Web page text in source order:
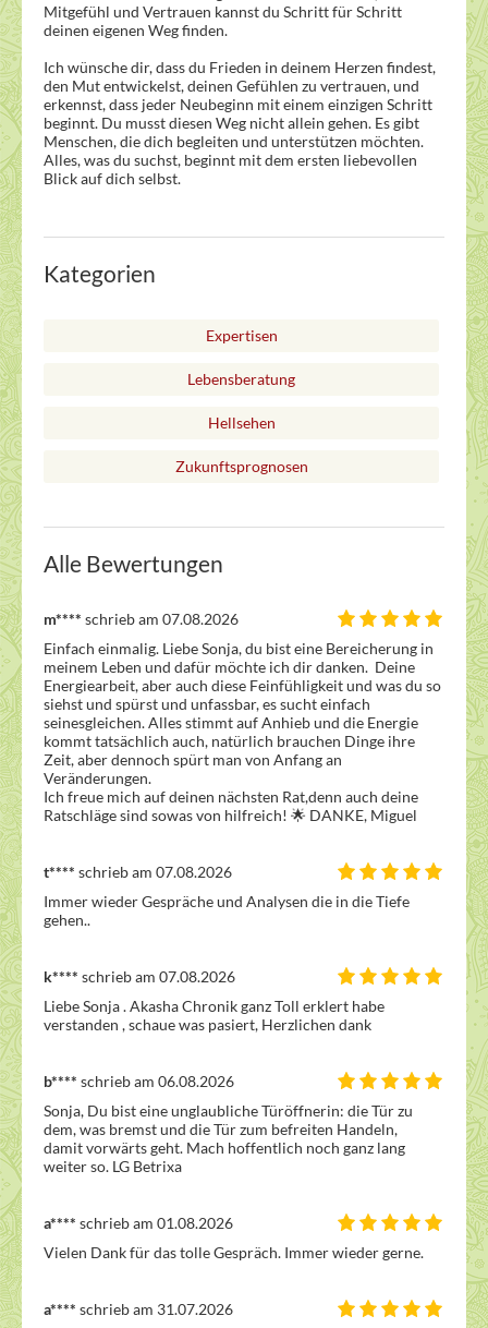
Mitgefühl und Vertrauen kannst du Schritt für Schritt
deinen eigenen Weg finden.
Ich wünsche dir, dass du Frieden in deinem Herzen findest,
den Mut entwickelst, deinen Gefühlen zu vertrauen, und
erkennst, dass jeder Neubeginn mit einem einzigen Schritt
beginnt. Du musst diesen Weg nicht allein gehen. Es gibt
Menschen, die dich begleiten und unterstützen möchten.
Alles, was du suchst, beginnt mit dem ersten liebevollen
Blick auf dich selbst.
Kategorien
Expertisen
Lebensberatung
Hellsehen
Zukunftsprognosen
Alle Bewertungen
m**** schrieb am 07.08.2026
Einfach einmalig. Liebe Sonja, du bist eine Bereicherung in
meinem Leben und dafür möchte ich dir danken.  Deine
Energiearbeit, aber auch diese Feinfühligkeit und was du so
siehst und spürst und unfassbar, es sucht einfach
seinesgleichen. Alles stimmt auf Anhieb und die Energie
kommt tatsächlich auch, natürlich brauchen Dinge ihre
Zeit, aber dennoch spürt man von Anfang an
Veränderungen.
Ich freue mich auf deinen nächsten Rat,denn auch deine
Ratschläge sind sowas von hilfreich! 🌟 DANKE, Miguel
t**** schrieb am 07.08.2026
Immer wieder Gespräche und Analysen die in die Tiefe
gehen..
k**** schrieb am 07.08.2026
Liebe Sonja . Akasha Chronik ganz Toll erklert habe
verstanden , schaue was pasiert, Herzlichen dank
b**** schrieb am 06.08.2026
Sonja, Du bist eine unglaubliche Türöffnerin: die Tür zu
dem, was bremst und die Tür zum befreiten Handeln,
damit vorwärts geht. Mach hoffentlich noch ganz lang
weiter so. LG Betrixa
a**** schrieb am 01.08.2026
Vielen Dank für das tolle Gespräch. Immer wieder gerne.
a**** schrieb am 31.07.2026